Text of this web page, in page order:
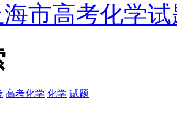
海市高考化学
高考化学 化学 试题